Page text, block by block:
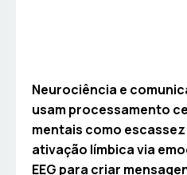
Neurociência e
usam processamento
mentais como
ativação límbica via
EEG para criar